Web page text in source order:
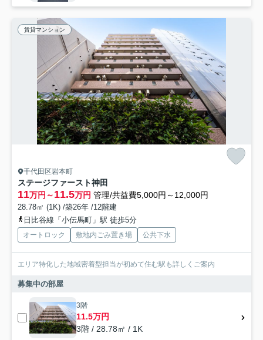
賃貸マンション
千代田区岩本町
ステージファースト神田
11万円～11.5万円 管理/共益費5,000円～12,000円
28.78㎡ (1K) /築26年 /12階建
日比谷線「小伝馬町」駅 徒歩5分
オートロック 敷地内ごみ置き場 公共下水
エリア特化した地域密着型担当が初めて住む駅も詳しくご案内
募集中の部屋
3階
11.5万円
3階 / 28.78㎡ / 1K